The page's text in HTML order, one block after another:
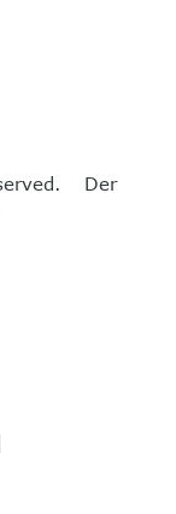
Der